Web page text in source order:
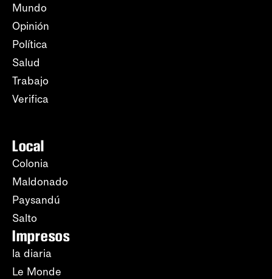
Mundo
Opinión
Política
Salud
Trabajo
Verifica
Local
Colonia
Maldonado
Paysandú
Salto
Impresos
la diaria
Le Monde